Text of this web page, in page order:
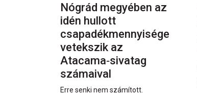
Nógrád megyében az
idén hullott
csapadékmennyisége
vetekszik az
Atacama‑sivatag
számaival
Erre senki nem számított.